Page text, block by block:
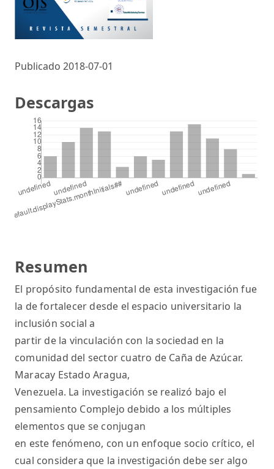
Publicado 2018-07-01
Resumen
El propósito fundamental de esta investigación fue
la de fortalecer desde el espacio universitario la
inclusión social a
partir de la vinculación con la sociedad en la
comunidad del sector cuatro de Caña de Azúcar.
Maracay Estado Aragua,
Venezuela. La investigación se realizó bajo el
pensamiento Complejo debido a los múltiples
elementos que se conjugan
en este fenómeno, con un enfoque socio crítico, el
cual considera que la investigación debe ser algo
Descargas